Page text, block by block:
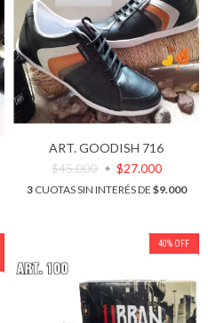
ART. GOODISH 716
$45.000
$27.000
3CUOTAS SIN INTERÉS DE $9.000
40% OFF